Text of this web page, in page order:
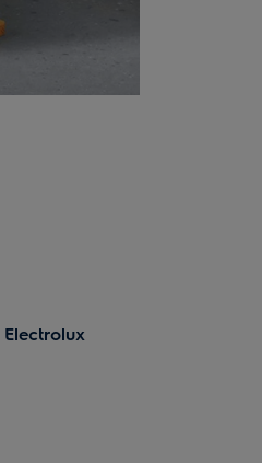
Electrolux